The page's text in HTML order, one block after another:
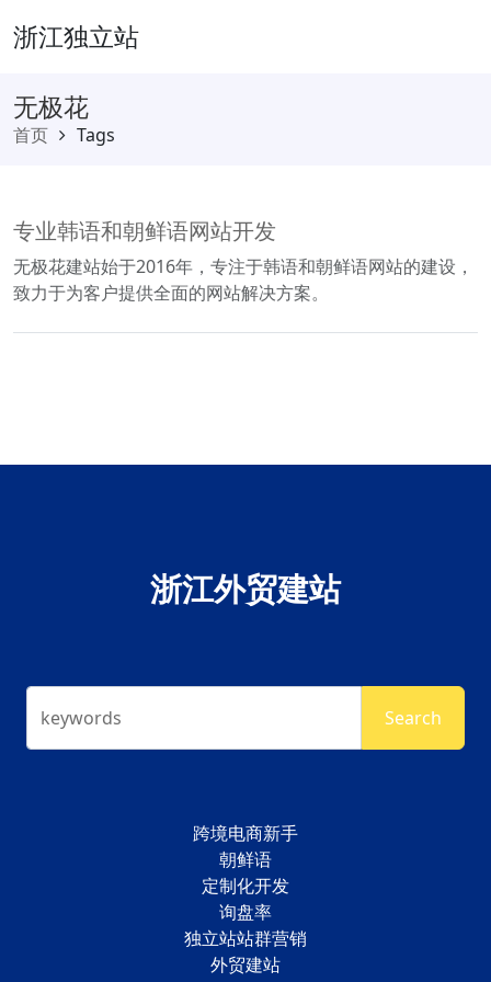
浙江独立站
无极花
首页 Tags
专业韩语和朝鲜语网站开发
无极花建站始于2016年，专注于韩语和朝鲜语网站的建设，
致力于为客户提供全面的网站解决方案。
浙江外贸建站
keywords Search
跨境电商新手
朝鲜语
定制化开发
询盘率
独立站站群营销
外贸建站